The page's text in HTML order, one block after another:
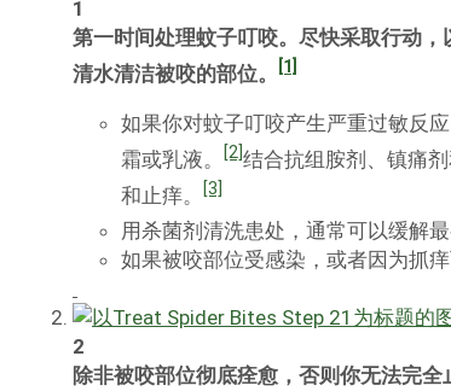
1
第一时间处理蚊子叮咬。尽快采取行动
清水清洁被咬的部位。
[1]
如果你对蚊子叮咬产生严重过敏反
霜或乳液。
[2] 结合抗组胺剂、镇痛
和止痒。
[3]
用杀菌剂清洗患处，通常可以缓解最
如果被咬部位受感染，或者因为抓
2
除非被咬部位彻底痊愈，否则你无法完